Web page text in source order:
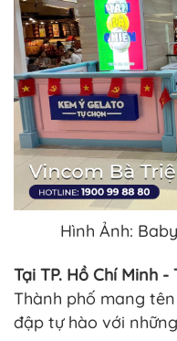
Hình Ảnh:
Tại TP. Hồ Chí Minh
Thành phố mang
đập tự hào với